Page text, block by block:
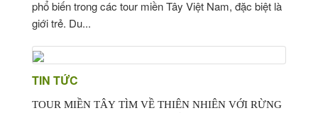
phổ biến trong các tour miền Tây Việt Nam, đặc biệt là
giới trẻ. Du...
TIN TỨC
TOUR MIỀN TÂY TÌM VỀ THIÊN NHIÊN VỚI RỪNG